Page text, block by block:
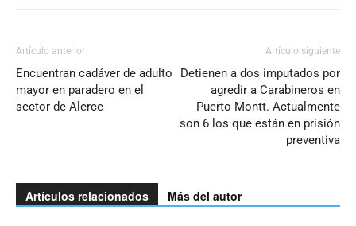
Artículo anterior
Encuentran cadáver de adulto
mayor en paradero en el
sector de Alerce
Artículo siguiente
Detienen a dos imputados por
agredir a Carabineros en
Puerto Montt. Actualmente
son 6 los que están en prisión
preventiva
Artículos relacionados Más del autor